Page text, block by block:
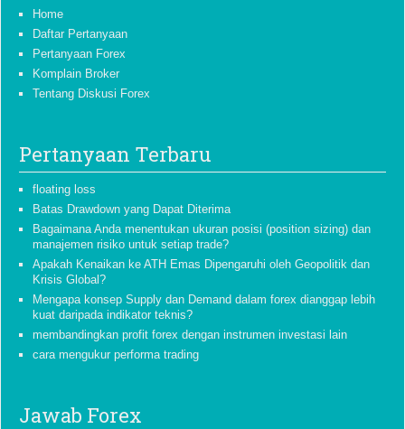
Home
Daftar Pertanyaan
Pertanyaan Forex
Komplain Broker
Tentang Diskusi Forex
Pertanyaan Terbaru
floating loss
Batas Drawdown yang Dapat Diterima
Bagaimana Anda menentukan ukuran posisi (position sizing) dan
manajemen risiko untuk setiap trade?
Apakah Kenaikan ke ATH Emas Dipengaruhi oleh Geopolitik dan
Krisis Global?
Mengapa konsep Supply dan Demand dalam forex dianggap lebih
kuat daripada indikator teknis?
membandingkan profit forex dengan instrumen investasi lain
cara mengukur performa trading
Jawab Forex